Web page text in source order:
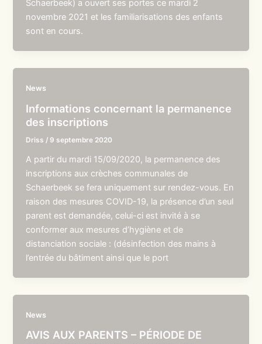
Schaerbeek) a ouvert ses portes ce mardi 2
novembre 2021 et les familiarisations des enfants
sont en cours.
News
Informations concernant la permanence
des inscriptions
Driss / 9 septembre 2020
A partir du mardi 15/09/2020, la permanence des
inscriptions aux crèches communales de
Schaerbeek se fera uniquement sur rendez-vous. En
raison des mesures COVID-19, la présence d’un seul
parent est demandée, celui-ci est invité à se
conformer aux mesures d’hygiène et de
distanciation sociale : (désinfection des mains à
l’entrée du bâtiment ainsi que le port
News
AVIS AUX PARENTS – PÉRIODE DE